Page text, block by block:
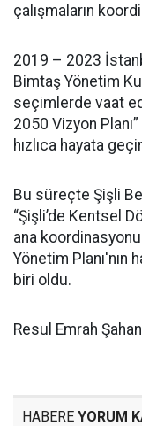
çalışmaların
2019 – 2023
Bimtaş Yönetim
seçimlerde vaat
2050 Vizyon
hızlıca hayata
Bu süreçte Şişli
“Şişli’de Kentsel
ana
Yönetim Planı'nın
biri oldu.
Resul Emrah
HABERE YORUM